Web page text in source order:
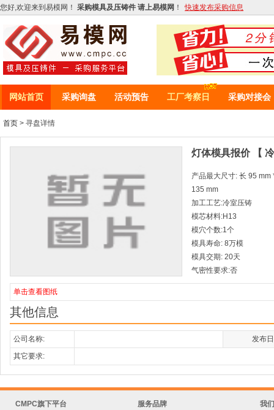
您好,欢迎来到易模网！ 采购模具及压铸件 请上易模网 ！ 快速发布采购信息
网站首页 采购询盘 活动预告 工厂考察日 采购对接会
首页 > 寻盘详情
灯体模具报价 【
产品最大尺寸: 长 95 mm
135 mm
加工工艺:冷室压铸
模芯材料:H13
模穴个数:1个
模具寿命: 8万模
模具交期: 20天
气密性要求:否
单击查看图纸
其他信息
公司名称:
发布
其它要求:
CMPC旗下平台
服务品牌
我